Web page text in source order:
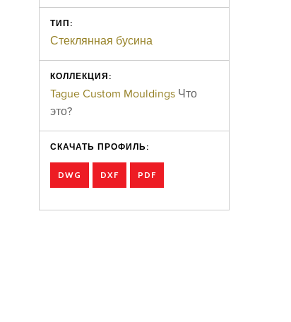
ТИП:
Стеклянная бусина
КОЛЛЕКЦИЯ:
Tague Custom Mouldings Что
это?
СКАЧАТЬ ПРОФИЛЬ:
DWG DXF PDF